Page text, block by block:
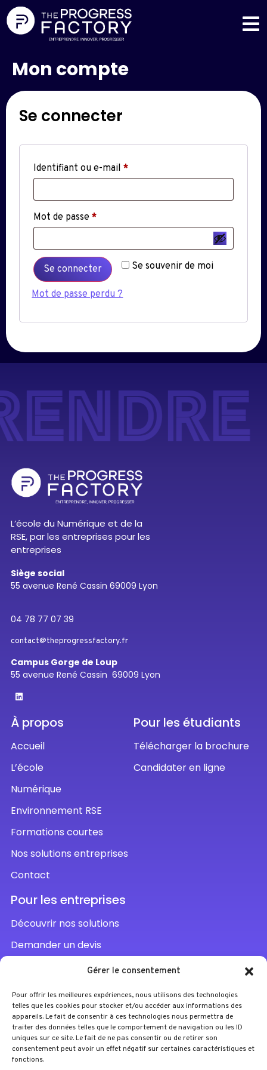
Gérer le consentement
Pour offrir les meilleures expériences, nous utilisons des technologies
telles que les cookies pour stocker et/ou accéder aux informations des
appareils. Le fait de consentir à ces technologies nous permettra de
traiter des données telles que le comportement de navigation ou les ID
uniques sur ce site. Le fait de ne pas consentir ou de retirer son
consentement peut avoir un effet négatif sur certaines caractéristiques et
fonctions.
Mon compte
Se connecter
Identifiant ou e-mail*
Mot de passe*
Se souvenir de moi
Se connecter
Mot de passe perdu ?
L’école du Numérique et de la
RSE, par les entreprises pour les
entreprises
Siège social
55 avenue René Cassin 69009 Lyon
04 78 77 07 39
contact@theprogressfactory.fr
Campus Gorge de Loup
55 avenue René Cassin 69009 Lyon
À propos
Accueil
L’école
Numérique
Environnement RSE
Formations courtes
Nos solutions entreprises
Contact
Pour les étudiants
Télécharger la brochure
Candidater en ligne
Pour les entreprises
Découvrir nos solutions
Demander un devis
Parler à un conseiller